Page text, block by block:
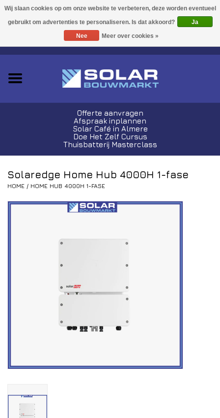
0 Artikelen - €0,00
Acties!
Kabels en Stekkers
Laadpalen
Offerte aanvragen
Afspraak inplannen
Solar Café in Almere
Doe Het Zelf Cursus
Thuisbatterij Masterclass
Solaredge Home Hub 4000H 1-fase
HOME / HOME HUB 4000H 1-FASE
Ja
Nee
Meer over cookies »